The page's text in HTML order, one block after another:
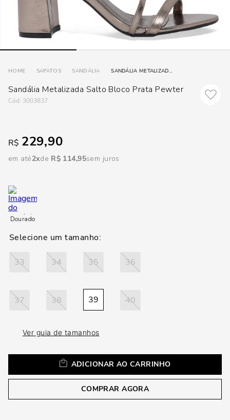
SAPATOS SANDÁLIA SANDÁLIA METALIZADA SALTO BLOCO PRATA PEWTER
Sandália Metalizada Salto Bloco Prata Pewter
: 3003837
R$ 229,90
em até2 R$ 114,95sem juros
Dourado
33 34 35 36
37 38 39 40
Ver guia de tamanhos
ADICIONAR AO CARRINHO
COMPRAR AGORA